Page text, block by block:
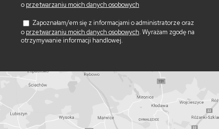
o przetwarzaniu moich danych osobowych
Zapoznałam/em się z informacjami o administratorze oraz
o przetwarzaniu moich danych osobowych. Wyrażam zgodę na
otrzymywanie informacji handlowej.